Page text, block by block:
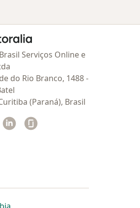
Serviços Online e
do Rio Branco, 1488 -
(Paraná), Brasil
novo separador
Instagram
abre num novo separador
Linkedin
abre num novo separador
separador
novo separador
abre num novo separador